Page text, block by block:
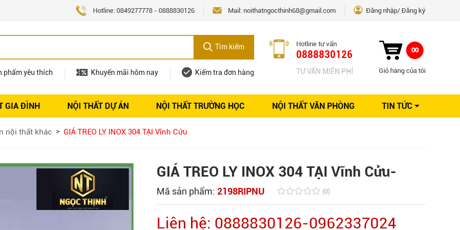
Hotline: 0849277778 - 0888830126 Mail: noithatngocthinh68@gmail.com Đăng nhập Đăng ký
Tìm kiếm
phẩm yêu thích Khuyến mãi hôm nay Kiểm tra đơn hàng
Hotline tư vấn
0888830126
TƯ VẤN MIỄN PHÍ
00
Giỏ hàng của tôi
GIA ĐÌNH NỘI THẤT DỰ ÁN NỘI THẤT TRƯỜNG HỌC NỘI THẤT VĂN PHÒNG TIN TỨC
Giải pháp thiết kế
nội thất khác GIÁ TREO LY INOX 304 TẠI Vĩnh Cửu
GIÁ TREO LY INOX 304 TẠI Vĩnh Cửu-
Mã sản phẩm:2198RIPNU (0)
Liên hệ: 0888830126-0962337024